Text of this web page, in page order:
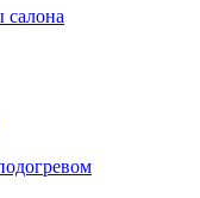
салона